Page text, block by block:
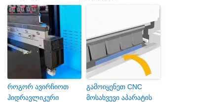
როგორ ავირჩიოთ
ჰიდრავლიკური
გამოიყენეთ CNC
მოსახვევი აპარატის